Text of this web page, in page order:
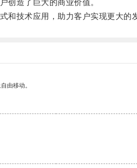
造了巨大的商业价值。
技术应用，助力客户实现更大的
由移动。